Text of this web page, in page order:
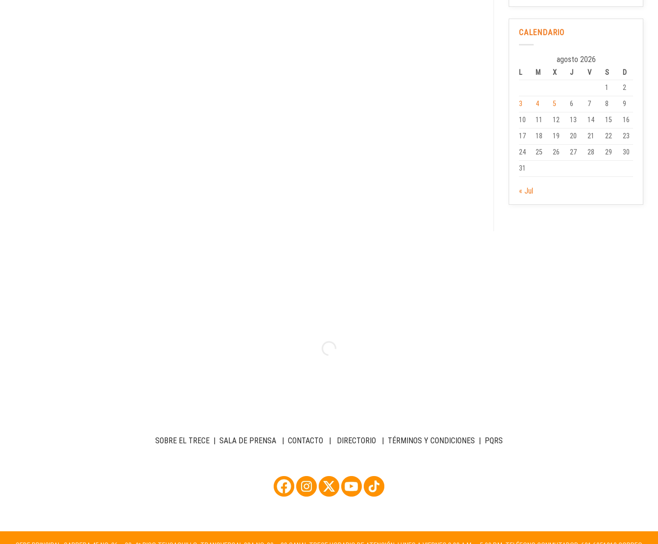
CALENDARIO
agosto 2026
L M X J V S
D
1
2
3
4 5 6 7 8
9
10
11 12 13 14 15
16
17
18 19 20 21 22
23
24
25 26 27 28 29
30
31
« Jul
SOBRE EL TRECE | SALA DE PRENSA | CONTACTO | DIRECTORIO | TÉRMINOS Y CONDICIONES | PQRS